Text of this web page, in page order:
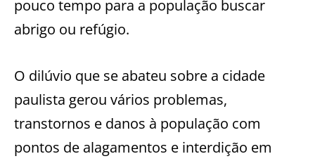
pouco tempo para a população buscar
abrigo ou refúgio.
O dilúvio que se abateu sobre a cidade
paulista gerou vários problemas,
transtornos e danos à população com
pontos de alagamentos e interdição em